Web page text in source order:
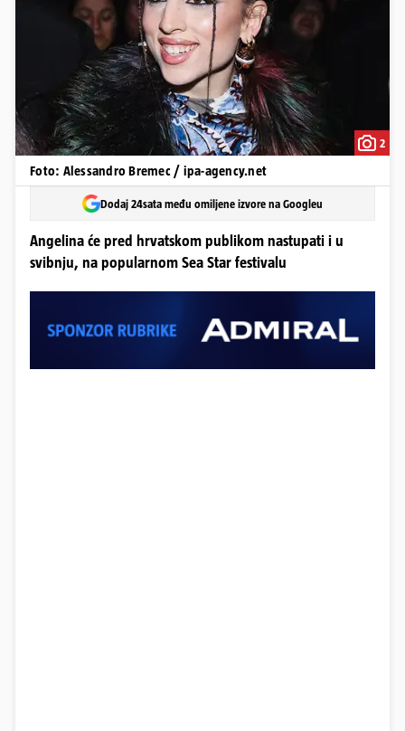
2
Foto: Alessandro Bremec / ipa-agency.net
Dodaj 24sata među omiljene izvore na Googleu
Angelina će pred hrvatskom publikom nastupati i u
svibnju, na popularnom Sea Star festivalu